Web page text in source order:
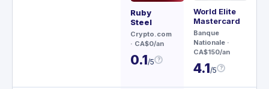
Ruby
Steel
Crypto.com
· CA$0/an
0.1/5 ?
World Elite
Mastercard
Banque
Nationale ·
CA$150/an
4.1/5 ?